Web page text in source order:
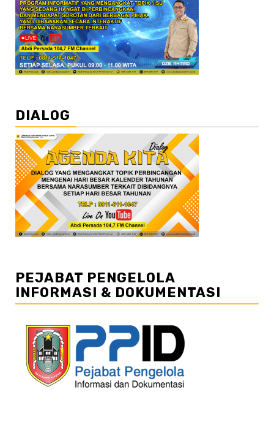
DIALOG
PEJABAT PENGELOLA
INFORMASI & DOKUMENTASI